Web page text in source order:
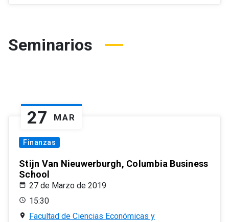
Seminarios
27 MAR
Finanzas
Stijn Van Nieuwerburgh, Columbia Business
School
27 de Marzo de 2019
15:30
Facultad de Ciencias Económicas y